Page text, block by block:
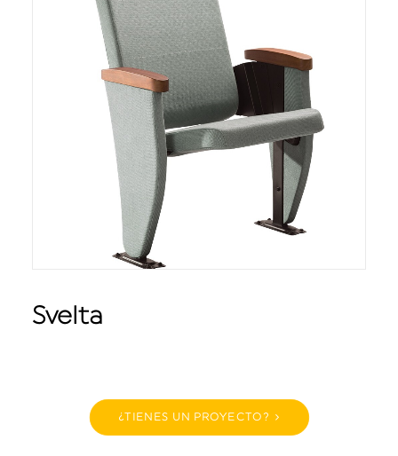
Svelta
¿TIENES UN PROYECTO?